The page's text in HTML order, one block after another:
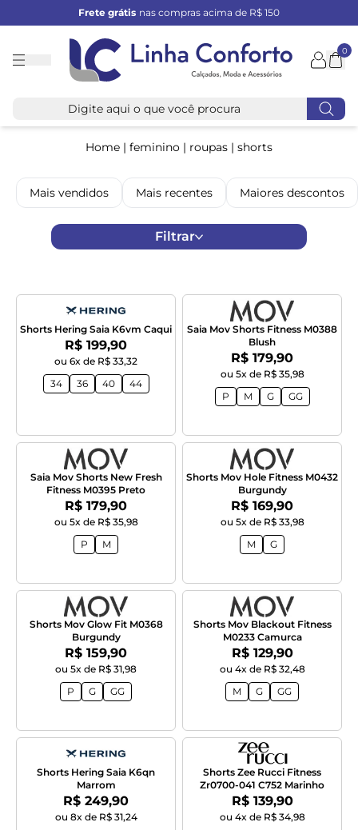
Frete grátis nas compras acima de R$ 150
Linha
0
Home | feminino | roupas | shorts
Mais vendidos Mais recentes Maiores descontos
Filtrar
Shorts Hering Saia K6vm Caqui
Por:
R$ 199,90
ou 6x de R$ 33,32
34
36 40 44
Saia Mov Shorts Fitness M0388
Blush
Por:
R$ 179,90
ou 5x de R$ 35,98
P
M G GG
Saia Mov Shorts New Fresh
Fitness M0395 Preto
Por:
R$ 179,90
ou 5x de R$ 35,98
P
M
Shorts Mov Hole Fitness M0432
Burgundy
Por:
R$ 169,90
ou 5x de R$ 33,98
M
G
Shorts Mov Glow Fit M0368
Burgundy
Por:
R$ 159,90
ou 5x de R$ 31,98
P
G GG
Shorts Mov Blackout Fitness
M0233 Camurca
Por:
R$ 129,90
ou 4x de R$ 32,48
M
G GG
Shorts Hering Saia K6qn
Marrom
Por:
R$ 249,90
ou 8x de R$ 31,24
Shorts Zee Rucci Fitness
Zr0700-041 C752 Marinho
Por:
R$ 139,90
ou 4x de R$ 34,98